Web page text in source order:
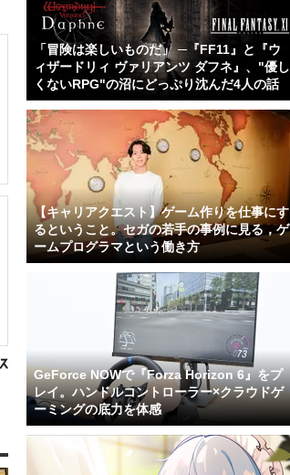
「冒険は楽しいものだ」 ─『FF11』と『ウ
ィザードリィ ヴァリアンツ ダフネ』、"優し
くないRPG"の沼にどっぷり沈んだ4人の話
【キャリアクエスト】ゲーム作りを仕事にす
るということ。セガの若手の事例に見る，ゲ
ームプログラマという働き方
GeForce NOWで『Forza Horizon 6』をプ
レイ。ハンドルコントローラー×クラウドゲ
ーミングの底力を体感